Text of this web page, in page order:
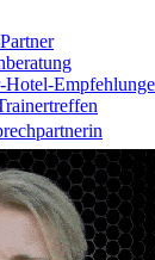
Hotel-